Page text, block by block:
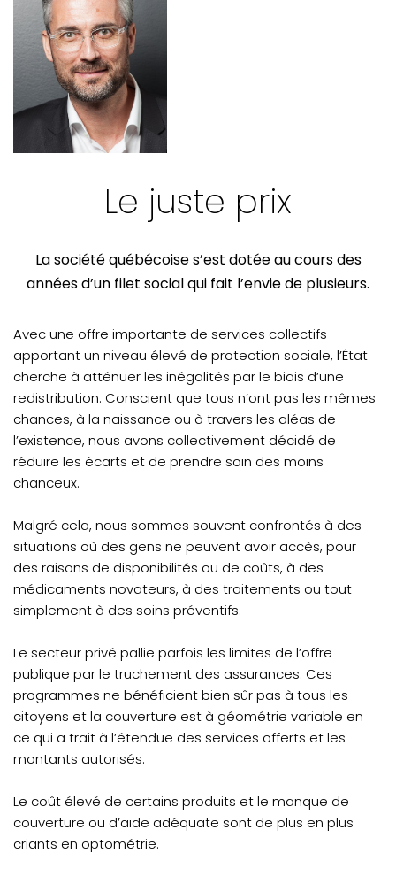
Le juste prix
La société québécoise s’est dotée au cours des
années d’un filet social qui fait l’envie de plusieurs.
Avec une offre importante de services collectifs
apportant un niveau élevé de protection sociale, l’État
cherche à atténuer les inégalités par le biais d’une
redistribution. Conscient que tous n’ont pas les mêmes
chances, à la naissance ou à travers les aléas de
l’existence, nous avons collectivement décidé de
réduire les écarts et de prendre soin des moins
chanceux.
Malgré cela, nous sommes souvent confrontés à des
situations où des gens ne peuvent avoir accès, pour
des raisons de disponibilités ou de coûts, à des
médicaments novateurs, à des traitements ou tout
simplement à des soins préventifs.
Le secteur privé pallie parfois les limites de l’offre
publique par le truchement des assurances. Ces
programmes ne bénéficient bien sûr pas à tous les
citoyens et la couverture est à géométrie variable en
ce qui a trait à l’étendue des services offerts et les
montants autorisés.
Le coût élevé de certains produits et le manque de
couverture ou d’aide adéquate sont de plus en plus
criants en optométrie.